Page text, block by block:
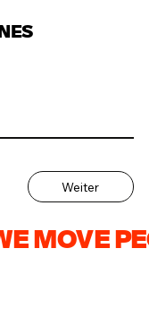
Weiter
MOVE